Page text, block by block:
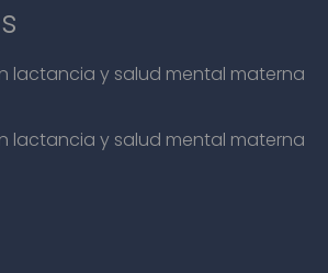
lactancia y salud mental materna
lactancia y salud mental materna